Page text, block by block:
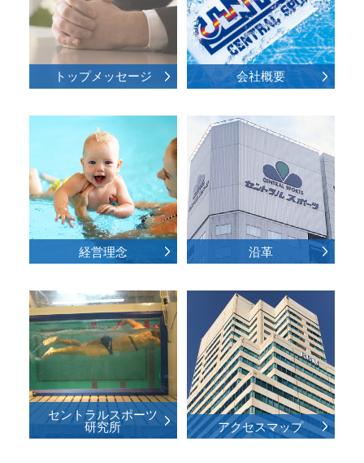
トップメッセージ 会社概要
経営理念 沿革
セントラルスポーツ
研究所
アクセスマップ